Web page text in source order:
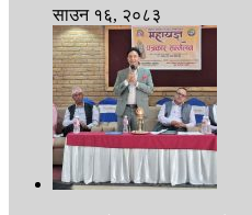
साउन १६, २०८३